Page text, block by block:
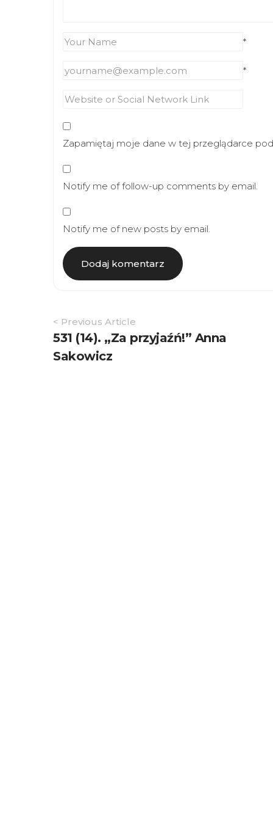
*
*
Zapamiętaj moje dane w tej przeglądarce
Notify me of follow-up comments by email.
Notify me of new posts by email.
Article
Navigation
< Previous Article
531 (14). „Za przyjaźń!” Anna
Sakowicz